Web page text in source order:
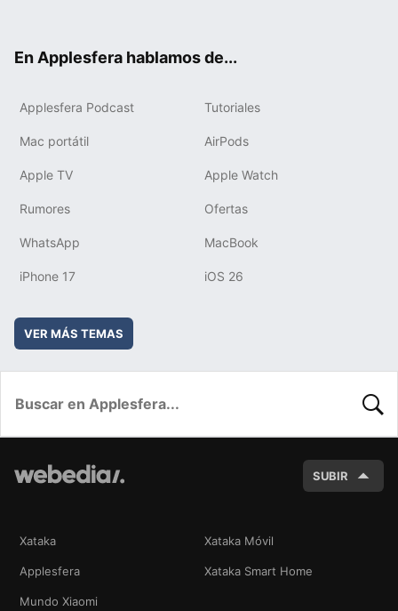
En Applesfera hablamos de...
Applesfera Podcast Tutoriales
Mac portátil AirPods
Apple TV Apple Watch
Rumores Ofertas
WhatsApp MacBook
iPhone 17 iOS 26
VER MÁS TEMAS
SUBIR
Xataka Xataka Móvil
Applesfera Xataka Smart Home
Mundo Xiaomi